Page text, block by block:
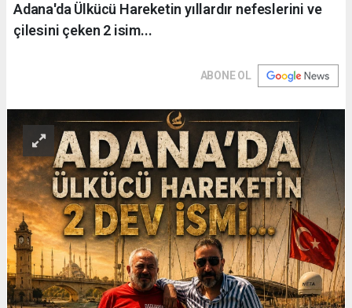
Adana'da Ülkücü Hareketin yıllardır nefeslerini ve
çilesini çeken 2 isim...
ABONE OL